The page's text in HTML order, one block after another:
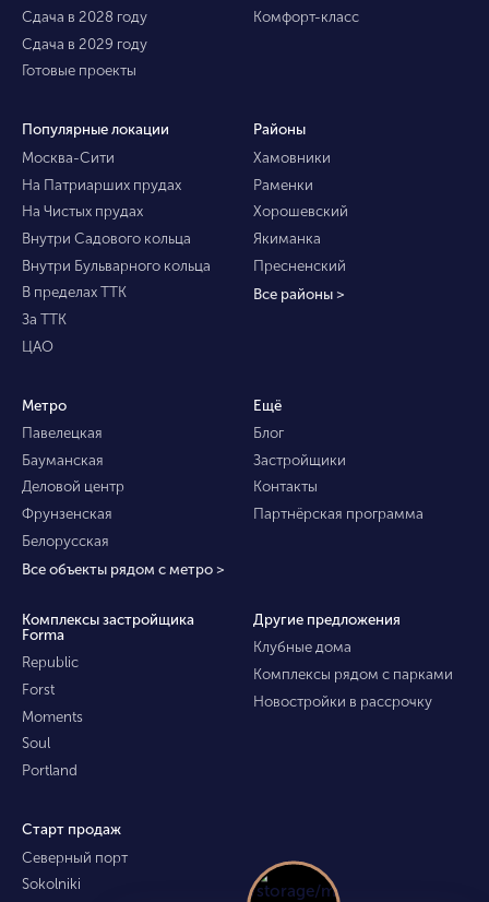
Сдача в 2028 году
Сдача в 2029 году
Готовые проекты
Комфорт-класс
Популярные локации
Москва-Сити
На Патриарших прудах
На Чистых прудах
Внутри Садового кольца
Внутри Бульварного кольца
В пределах ТТК
За ТТК
ЦАО
Районы
Хамовники
Раменки
Хорошевский
Якиманка
Пресненский
Все районы >
Метро
Павелецкая
Бауманская
Деловой центр
Фрунзенская
Белорусская
Все объекты рядом с метро >
Ещё
Блог
Застройщики
Контакты
Партнёрская программа
Комплексы застройщика
Forma
Republic
Forst
Moments
Soul
Portland
Другие предложения
Клубные дома
Комплексы рядом с парками
Новостройки в рассрочку
Старт продаж
Северный порт
Sokolniki